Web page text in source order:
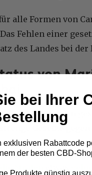
alle Formen von
Fehlen einer
des Landes bei
von
in Dubai und den
strenge Gesetze
bei Ihrer
Rabattcode
der besten CBD-
Produkte günstig